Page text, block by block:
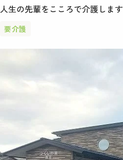
人生の先輩をこころで介護します
要介護